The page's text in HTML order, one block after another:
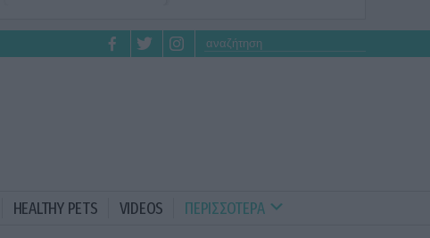
HEALTHY PETS VIDEOS ΠΕΡΙΣΣΟΤΕΡΑ